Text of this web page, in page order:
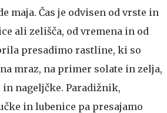
maja. Čas je odvisen od vrste in
ali zelišča, od vremena in od
presadimo rastline, ki so
mraz, na primer solate in zelja,
in nageljčke. Paradižnik,
in lubenice pa presajamo